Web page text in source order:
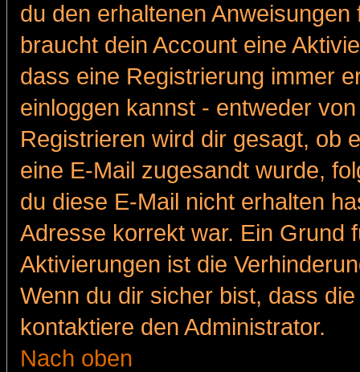
du den erhaltenen
braucht dein Account eine
dass eine Registrierung immer
einloggen kannst - entweder
Registrieren wird dir gesagt, ob
eine E-Mail zugesandt wurde,
du diese E-Mail nicht erhalten
Adresse korrekt war. Ein Grund
Aktivierungen ist die
Wenn du dir sicher bist, dass
kontaktiere den Administrator.
Nach oben